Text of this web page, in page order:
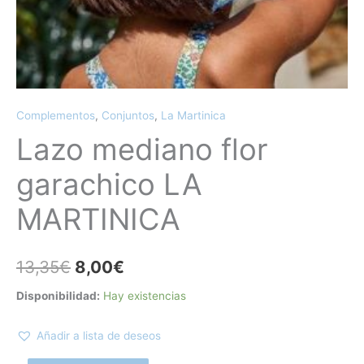
Complementos, Conjuntos, La Martinica
Lazo mediano flor
garachico LA
MARTINICA
13,35€ 8,00€
Disponibilidad: Hay existencias
Añadir a lista de deseos